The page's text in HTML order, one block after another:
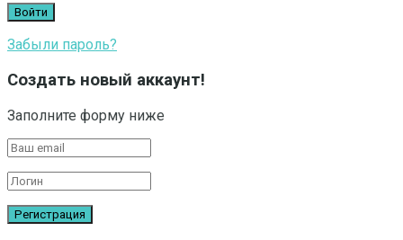
Забыли пароль?
Создать новый аккаунт!
Заполните форму ниже